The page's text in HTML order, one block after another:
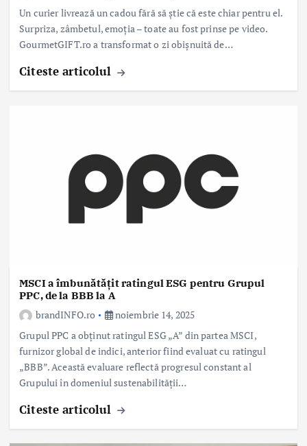
Un curier livrează un cadou fără să știe că este chiar pentru el.
Surpriza, zâmbetul, emoția – toate au fost prinse pe video.
GourmetGIFT.ro a transformat o zi obișnuită de…
Citeste articolul
MSCI a îmbunătățit ratingul ESG pentru Grupul
PPC, de la BBB la A
brandINFO.ro
noiembrie 14, 2025
Grupul PPC a obținut ratingul ESG „A” din partea MSCI,
furnizor global de indici, anterior fiind evaluat cu ratingul
„BBB”. Această evaluare reflectă progresul constant al
Grupului în domeniul sustenabilității…
Citeste articolul